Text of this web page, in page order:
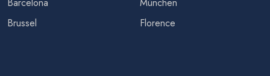
Barcelona
Brussel
München
Florence